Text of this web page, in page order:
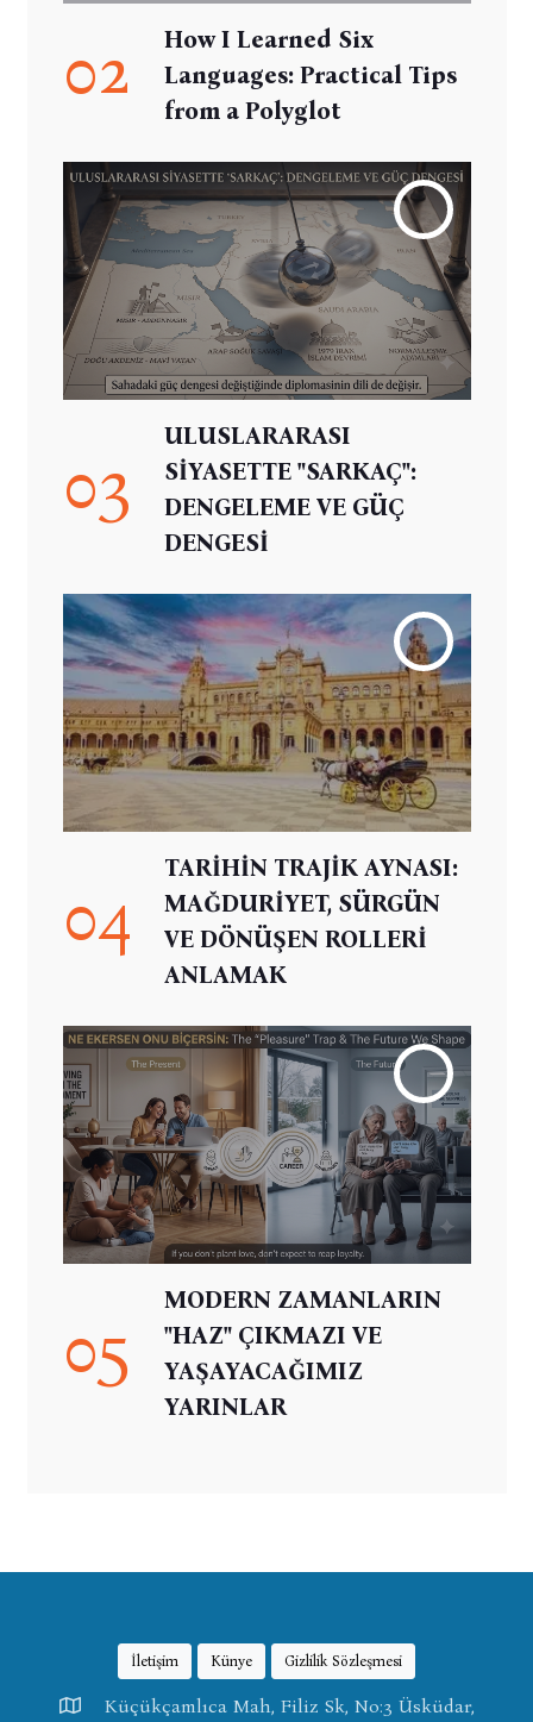
02
How I Learned Six
Languages: Practical Tips
from a Polyglot
03
ULUSLARARASI
SİYASETTE "SARKAÇ":
DENGELEME VE GÜÇ
DENGESİ
04
TARİHİN TRAJİK AYNASI:
MAĞDURİYET, SÜRGÜN
VE DÖNÜŞEN ROLLERİ
ANLAMAK
05
MODERN ZAMANLARIN
"HAZ" ÇIKMAZI VE
YAŞAYACAĞIMIZ
YARINLAR
İletişim Künye Gizlilik Sözleşmesi
Küçükçamlıca Mah, Filiz Sk, No:3 Üsküdar,